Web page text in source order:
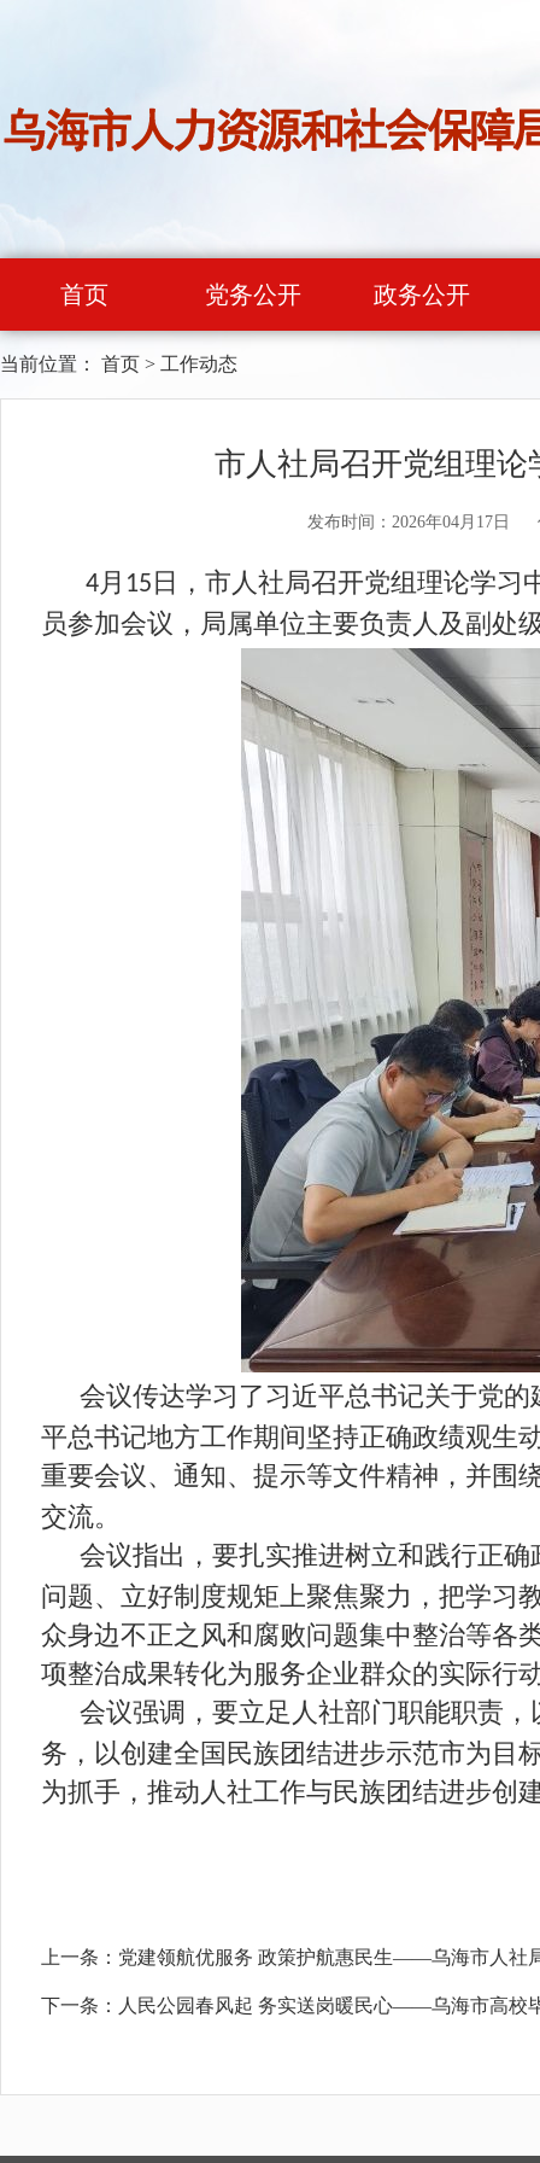
首页 党务公开 政务公开
当前位置： 首页 > 工作动态
市人社局召开党组理论
发布时间：2026年04月17日
4月 15日，市人社局召开党组理论学习
员参加会议，局属单位主要负责人及副处
会议传达学习了习近平总书记关于党
平总书记地方工作期间坚持正确政绩观生
重要会议、通知、提示等文件精神，并围
交流。
会议指出，要扎实推进树立和践行正
问题、立好制度规矩上聚焦聚力，把学习
众身边不正之风和腐败问题集中整治等各
项整治成果转化为服务企业群众的实际行
会议强调，要立足人社部门职能职责
务，以创建全国民族团结进步示范市为目
为抓手，推动人社工作与民族团结进步创
上一条： 党建领航优服务 政策护航惠民生——乌海市人社
下一条： 人民公园春风起 务实送岗暖民心——乌海市高校